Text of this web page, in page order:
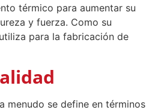
térmico para aumentar su
y fuerza. Como su
para la fabricación de
menudo se define en términos